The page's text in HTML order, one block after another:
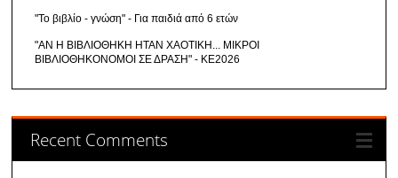
"Το βιβλίο - γνώση" - Για παιδιά από 6 ετών
"ΑΝ Η ΒΙΒΛΙΟΘΗΚΗ ΗΤΑΝ ΧΑΟΤΙΚΗ... ΜΙΚΡΟΙ
ΒΙΒΛΙΟΘΗΚΟΝΟΜΟΙ ΣΕ ΔΡΑΣΗ" - ΚΕ2026
Recent Comments